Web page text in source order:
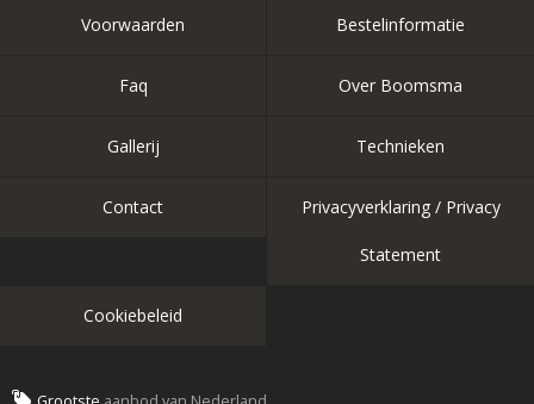
Voorwaarden Bestelinformatie
Faq Over Boomsma
Gallerij Technieken
Contact Privacyverklaring / Privacy
Statement
Cookiebeleid